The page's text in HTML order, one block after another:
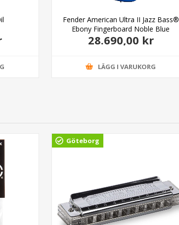
Fender American Ultra II Jazz Bass®
Ebony Fingerboard Noble Blue
28.690,00 kr
LÄGG I VARUKORG
Göteborg